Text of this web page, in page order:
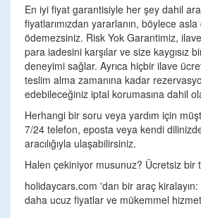
En iyi fiyat garantisiyle her şey dahil
fiyatlarımızdan yararlanın, böylece
ödemezsiniz. Risk Yok Garantimiz,
para iadesini karşılar ve size kaygısız
deneyimi sağlar. Ayrıca hiçbir ilave
teslim alma zamanına kadar
edebileceğiniz iptal korumasına dahil
Herhangi bir soru veya yardım için
7/24 telefon, eposta veya kendi
aracılığıyla ulaşabilirsiniz.
Halen çekiniyor musunuz? Ücretsiz bir
holidaycars.com 'dan bir araç
daha ucuz fiyatlar ve mükemmel